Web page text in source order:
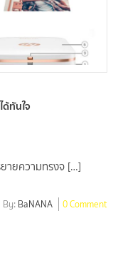
ทันใจ
ายความทรงจ […]
By: BaNANA 0 Comment